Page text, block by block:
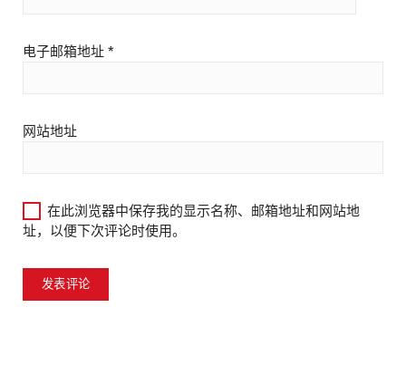
电子邮箱地址 *
网站地址
在此浏览器中保存我的显示名称、邮箱地址和网站地
址，以便下次评论时使用。